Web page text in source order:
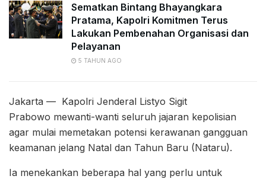
Sematkan Bintang Bhayangkara
Pratama, Kapolri Komitmen Terus
Lakukan Pembenahan Organisasi dan
Pelayanan
5 TAHUN AGO
Jakarta — Kapolri Jenderal Listyo Sigit
Prabowo mewanti-wanti seluruh jajaran kepolisian
agar mulai memetakan potensi kerawanan gangguan
keamanan jelang Natal dan Tahun Baru (Nataru).
Ia menekankan beberapa hal yang perlu untuk